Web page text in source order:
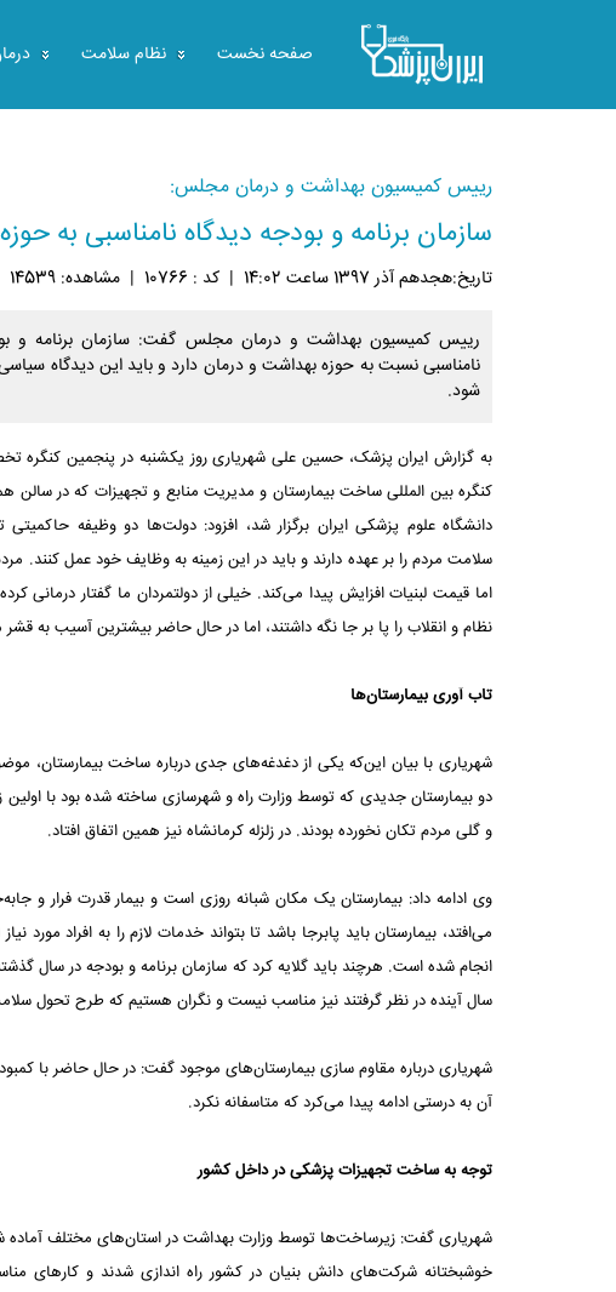
صفحه نخست نظام سلامت
رییس کمیسیون بهداشت و درمان مجلس:
سازمان برنامه و بودجه دیدگاه نامناسبی به
تاريخ:هجدهم آذر 1397 ساعت 14:02 | کد : 10766 | مشاهده: 14539
رییس کمیسیون بهداشت و درمان مجلس گفت: سازمان برنامه و
نامناسبی نسبت ‏به حوزه بهداشت و درمان دارد و باید این دیدگاه
شود.
به گزارش ایران پزشک، حسین علی شهریاری روز یکشنبه در پنجمین کنگره
کنگره بین المللی ساخت ‏بیمارستان و مدیریت منابع و تجهیزات که در سالن
دانشگاه علوم پزشکی ایران برگزار شد، افزود: دولت‌ها دو وظیفه
سلامت مردم را ‏بر عهده دارند و باید در این زمینه به وظایف خود عمل کنند.
اما قیمت لبنیات افزایش پیدا می‌کند. خیلی از دولتمردان ما گفتار
نظام و انقلاب را پا بر جا نگه داشتند، اما در حال حاضر بیشترین آسیب به
تاب آوری بیمارستان‌ها
شهریاری با بیان این‌که یکی از ‏دغدغه‌های جدی درباره ساخت بیمارستان،
دو بیمارستان جدیدی که توسط ‏وزارت راه و شهرسازی ساخته شده بود با
و گلی ‏مردم تکان نخورده بودند. در زلزله کرمانشاه نیز همین اتفاق افتاد.‏
وی ادامه داد: بیمارستان‌ یک مکان شبانه روزی است و بیمار قدرت فرار و
می‌افتد، بیمارستان باید پابرجا باشد تا بتواند خدمات لازم را به افراد
انجام شده است. هرچند باید گلایه کرد که سازمان برنامه و بودجه در سال
سال آینده در نظر گرفتند نیز مناسب نیست و ‏نگران هستیم که طرح تحول
شهریاری درباره مقاوم سازی بیمارستان‌های موجود گفت: در حال حاضر با
آن به درستی ادامه پیدا می‌کرد که متاسفانه نکرد.
توجه به ساخت تجهیزات پزشکی در داخل کشور
شهریاری گفت: زیرساخت‌ها توسط وزارت بهداشت در استان‌های مختلف آماده
خوشبختانه شرکت‌های دانش بنیان در کشور راه اندازی شدند و کارهای